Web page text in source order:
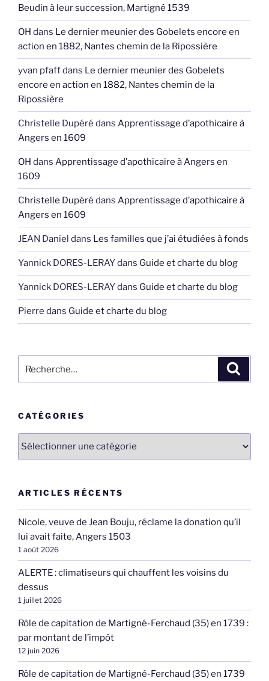
Beudin à leur succession, Martigné 1539
OH dans Le dernier meunier des Gobelets encore en
action en 1882, Nantes chemin de la Ripossière
yvan pfaffdans Le dernier meunier des Gobelets
encore en action en 1882, Nantes chemin de la
Ripossière
Christelle Dupéré dans Apprentissage d’apothicaire à
Angers en 1609
OH dans Apprentissage d’apothicaire à Angers en
1609
Christelle Dupéré dans Apprentissage d’apothicaire à
Angers en 1609
JEAN Daniel dans Les familles que j’ai étudiées à fonds
Yannick DORES-LERAYdans Guide et charte du blog
Yannick DORES-LERAYdans Guide et charte du blog
Pierre dans Guide et charte du blog
pour
CATÉGORIES
Catégories
ARTICLES RÉCENTS
Nicole, veuve de Jean Bouju, réclame la donation qu’il
lui avait faite, Angers 1503
1 août 2026
ALERTE : climatiseurs qui chauffent les voisins du
dessus
1 juillet 2026
Rôle de capitation de Martigné-Ferchaud (35) en 1739 :
par montant de l’impôt
12 juin 2026
Rôle de capitation de Martigné-Ferchaud (35) en 1739